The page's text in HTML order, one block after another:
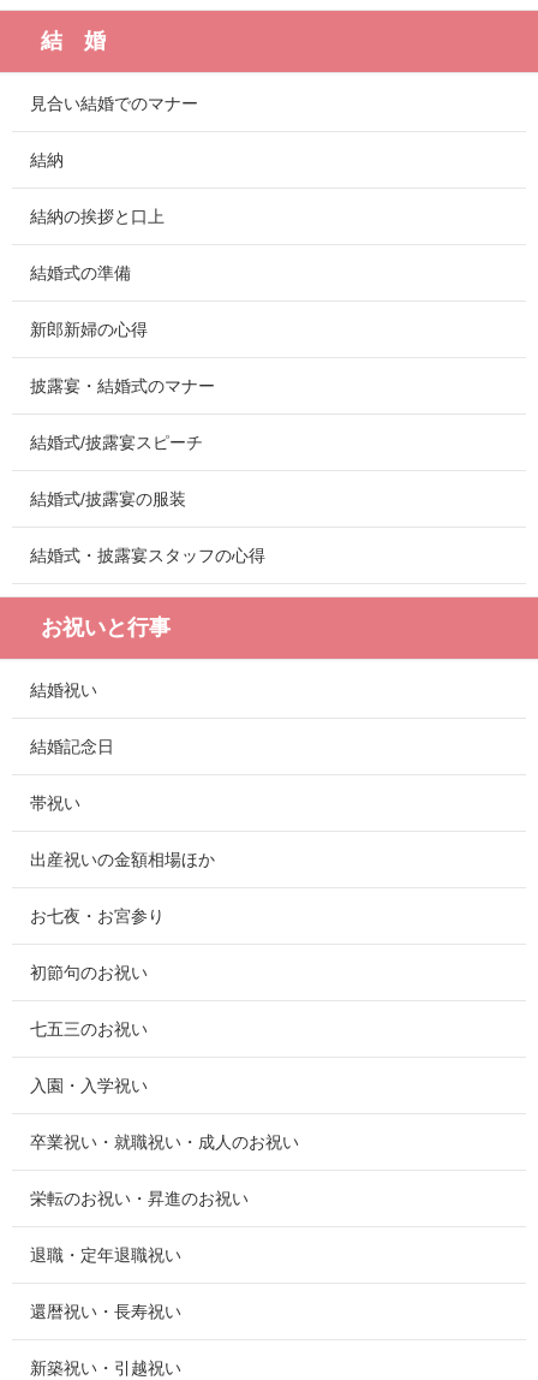
結 婚
見合い結婚でのマナー
結納
結納の挨拶と口上
結婚式の準備
新郎新婦の心得
披露宴・結婚式のマナー
結婚式/披露宴スピーチ
結婚式/披露宴の服装
結婚式・披露宴スタッフの心得
お祝いと行事
結婚祝い
結婚記念日
帯祝い
出産祝いの金額相場ほか
お七夜・お宮参り
初節句のお祝い
七五三のお祝い
入園・入学祝い
卒業祝い・就職祝い・成人のお祝い
栄転のお祝い・昇進のお祝い
退職・定年退職祝い
還暦祝い・長寿祝い
新築祝い・引越祝い